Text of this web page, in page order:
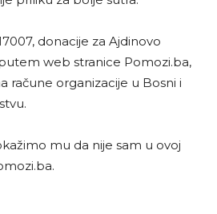
donacije za Ajdinovo
web stranice Pomozi.ba,
račune organizacije u Bosni i
mu da nije sam u ovoj